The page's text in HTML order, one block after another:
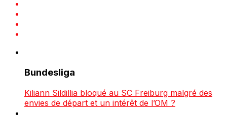
Bundesliga
Kiliann Sildillia bloqué au SC Freiburg malgré des
envies de départ et un intérêt de l’OM ?